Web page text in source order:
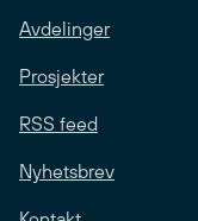
Avdelinger
Prosjekter
RSS feed
Nyhetsbrev